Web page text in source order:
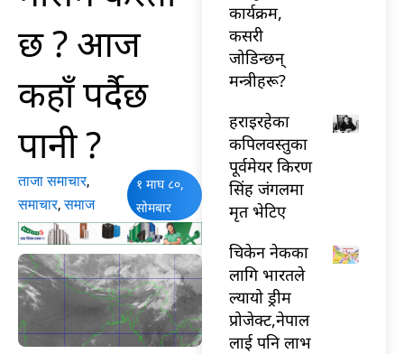
छ ? आज
कहाँ पर्दैछ
पानी ?
ताजा समाचार,
समाचार,समाज
१ माघ ८०,
सोमबार
कार्यक्रम,
कसरी
जोडिन्छन्
मन्त्रीहरू?
हराइरहेका
कपिलवस्तुका
पूर्वमेयर किरण
सिंह जंगलमा
मृत भेटिए
चिकेन नेकका
लागि भारतले
ल्यायो ड्रीम
प्रोजेक्ट,नेपाल
लाई पनि लाभ